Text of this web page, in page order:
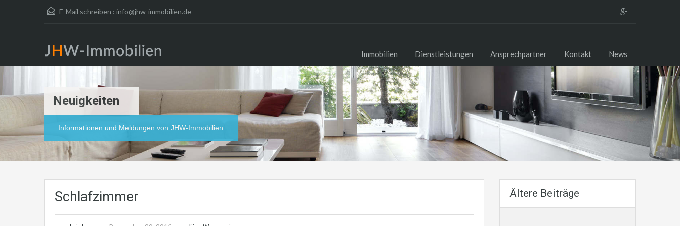
E-Mail schreiben : info@jhw-immobilien.de
Immobilien Dienstleistungen Ansprechpartner Kontakt News
Neuigkeiten
Informationen und Meldungen von JHW-Immobilien
Schlafzimmer Ältere Beiträge